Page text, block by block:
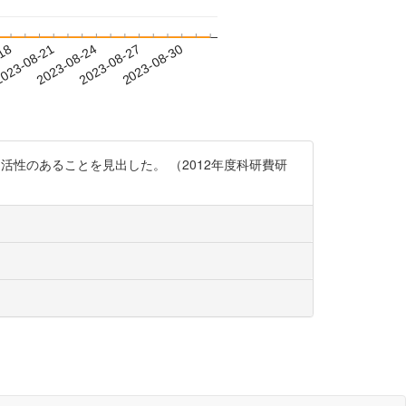
08-21
2023-08-242023-08-272023-08-30
性のあることを見出した。 （2012年度科研費研